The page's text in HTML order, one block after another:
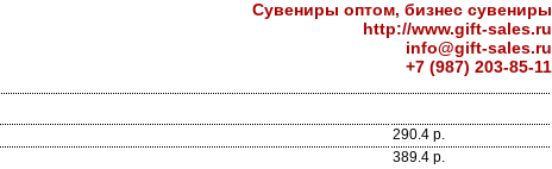
Сувениры оптом, бизнес сувениры
http://www.gift-sales.ru
info@gift-sales.ru
+7 (987) 203-85-11
290.4 р.
389.4 р.